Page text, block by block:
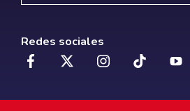
Redes sociales